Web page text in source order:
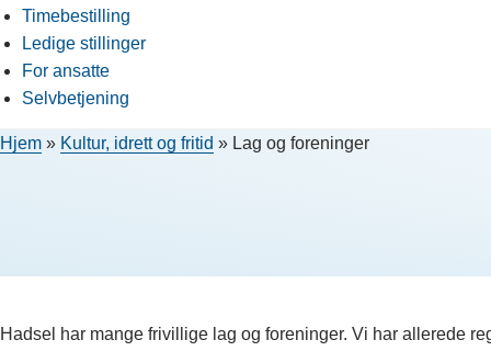
Timebestilling
Ledige stillinger
For ansatte
Selvbetjening
Hjem » Kultur, idrett og fritid » Lag og foreninger
Hadsel har mange frivillige lag og foreninger. Vi har allerede